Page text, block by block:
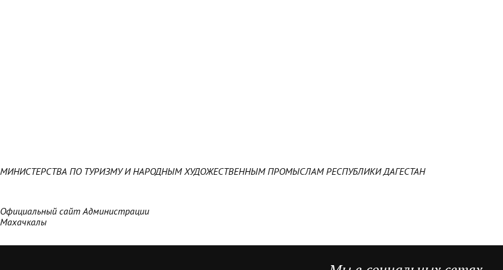
МИНИСТЕРСТВА ПО ТУРИЗМУ И НАРОДНЫМ ХУДОЖЕСТВЕННЫМ ПРОМЫСЛАМ РЕСПУБЛИКИ ДАГЕСТАН
Официальный сайт Администрации
Махачкалы